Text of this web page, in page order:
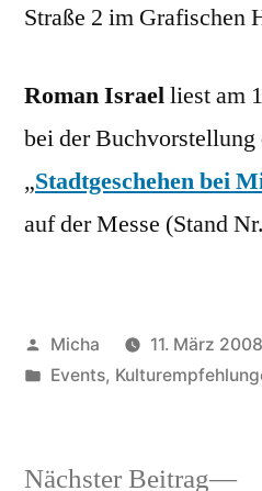
Straße 2 im Grafischen
Roman Israelliest am
bei der
„Stadtgeschehen bei
auf der Messe (Stand
Veröffentlicht
von
Micha
11. März 2008
Veröffentlicht
Events,
Nächster Beitrag